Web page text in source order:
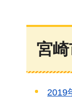
宮
2019